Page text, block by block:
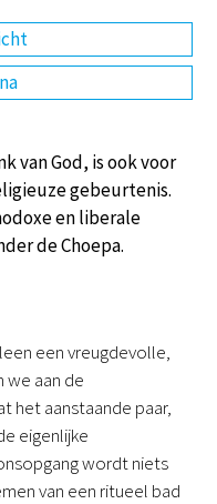
van God, is ook voor
gebeurtenis.
en liberale
de Choepa.
een vreugdevolle,
we aan de
het aanstaande paar,
eigenlijke
wordt niets
van een ritueel bad